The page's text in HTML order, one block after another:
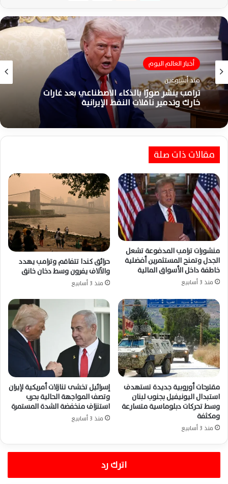
أخبار العالم اليوم
منذ أسبوعين
ترامب ينشر صورًا بالذكاء الاصطناعي بعد غارات
خارك وتدمير ناقلات النفط الإيرانية
أخبار العالم اليوم
منذ أسبوعين
قتلى وجرحى في تصعيد جديد بين روسيا وأوكرانيا
داخل مقاطعة زابوريجيا وسط القصف
مقالات ذات صلة
منشورات ترامب المدفوعة تشعل
الجدل وتمنح المستثمرين أفضلية
خاطفة داخل الأسواق المالية
منذ 3 أسابيع
حرائق كندا تتفاقم وترامب يهدد
والآلاف يفرون وسط دخان خانق
منذ 3 أسابيع
مقترحات أوروبية جديدة تستهدف
استبدال اليونيفيل بجنوب لبنان
وسط تحركات دبلوماسية متسارعة
ومكثفة
منذ 3 أسابيع
إسرائيل تخشى تنازلات أمريكية لإيران
وتصف المواجهة الحالية بحرب
استنزاف منخفضة الشدة المستمرة
منذ 3 أسابيع
اترك رد